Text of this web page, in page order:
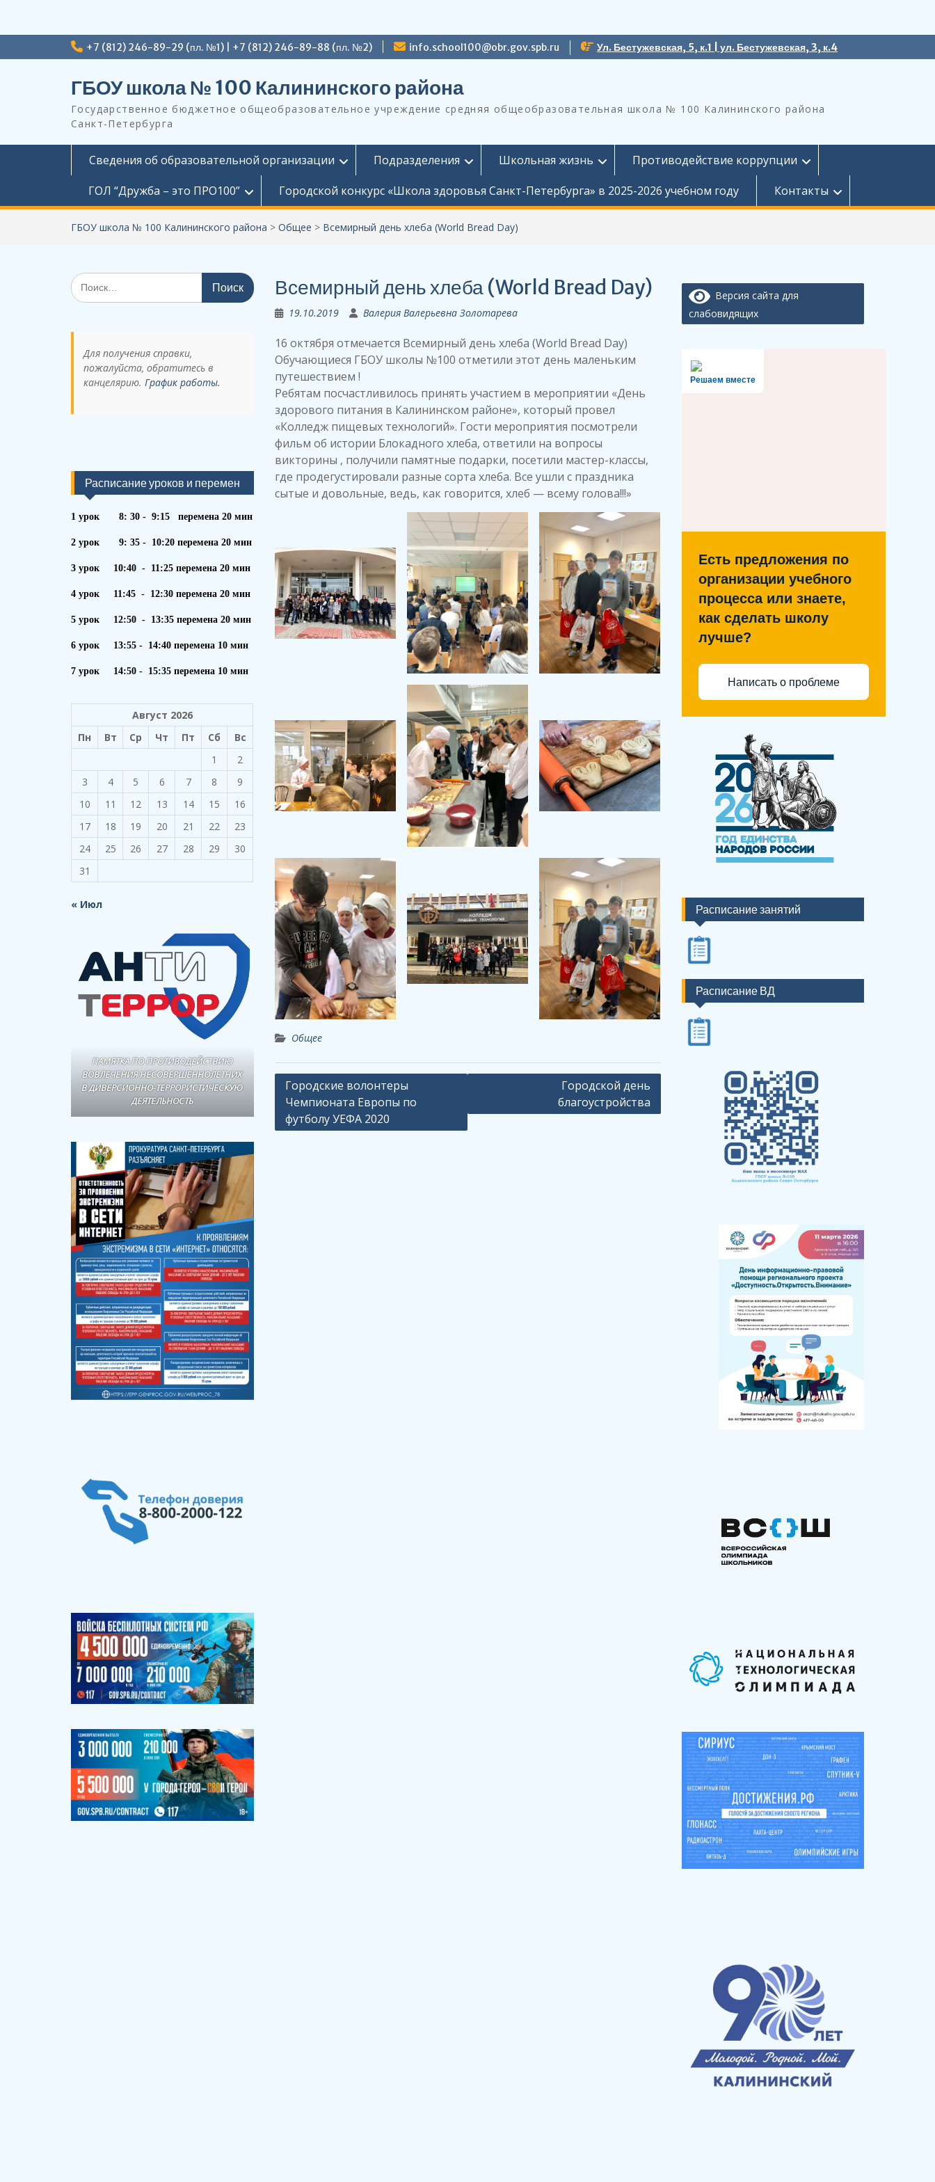
к
+7 (812) 246-89-29 (пл. №1) | +7 (812) 246-89-88 (пл. №2) info.school100@obr.gov.spb.ru Ул. Бестужевская, 5, к.1 | ул. Бестужевская, 3, к.4
ГБОУ школа № 100 Калининского района
Государственное бюджетное общеобразовательное учреждение средняя общеобразовательная школа № 100 Калининского района
Санкт-Петербурга
Сведения об образовательной организации Подразделения Школьная жизнь
Противодействие коррупции
ГОЛ “Дружба – это ПРО100”
Городской конкурс «Школа здоровья Санкт-Петербурга» в 2025-2026 учебном году Контакты
ГБОУ школа № 100 Калининского района > Общее > Всемирный день хлеба (World Bread Day)
Всемирный день хлеба (World Bread Day)
19.10.2019 Валерия Валерьевна Золотарева
16 октября отмечается Всемирный день хлеба (World Bread Day)
Обучающиеся ГБОУ школы №100 отметили этот день маленьким
путешествием !
Ребятам посчастливилось принять участием в мероприятии «День
здорового питания в Калининском районе», который провел
«Колледж пищевых технологий». Гости мероприятия посмотрели
фильм об истории Блокадного хлеба, ответили на вопросы
викторины , получили памятные подарки, посетили мастер-классы,
где продегустировали разные сорта хлеба. Все ушли с праздника
сытые и довольные, ведь, как говорится, хлеб — всему голова!!!»
Общее
Навигация
по
записям
Городские волонтеры
Чемпионата Европы по
футболу УЕФА 2020
Городской день
благоустройства
Версия сайта для
слабовидящих
Решаем вместе
Есть предложения по
организации учебного
процесса или знаете,
как сделать школу
лучше?
Написать о проблеме
Расписание занятий
Расписание ВД
Поиск
по:
Для получения справки,
пожалуйста, обратитесь в
канцелярию. График работы.
Расписание уроков и перемен
1 урок 8: 30 - 9:15 перемена 20 мин
2 урок 9: 35 - 10:20 перемена 20 мин
3 урок 10:40 - 11:25 перемена 20 мин
4 урок 11:45 - 12:30 перемена 20 мин
5 урок 12:50 - 13:35 перемена 20 мин
6 урок 13:55 - 14:40 перемена 10 мин
7 урок 14:50 - 15:35 перемена 10 мин
Август 2026
Пн
Вт Ср Чт Пт Сб
Вс
1
2
3
4 5 6 7 8
9
10
11 12 13 14 15
16
17
18 19 20 21 22
23
24
25 26 27 28 29
30
31
« Июл
ПАМЯТКА ПО ПРОТИВОДЕЙСТВИЮ
ВОВЛЕЧЕНИЯ НЕСОВЕРШЕННОЛЕТНИХ
В ДИВЕРСИОННО-ТЕРРОРИСТИЧЕСКУЮ
ДЕЯТЕЛЬНОСТЬ